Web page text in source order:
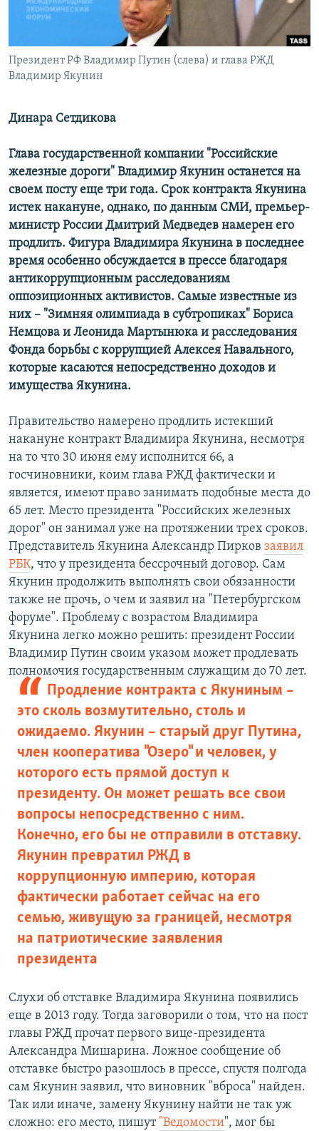
ПОБЕДИТЕЛЕЙ НЕ СУДЯТ?
КРЫМ.НЕПОКОРЕННЫЙ
ELIFBE
ПРИСОЕДИНЯЙТЕСЬ!
Президент РФ Владимир Путин (слева) и глава РЖД
Владимир Якунин
Динара Сетдикова
Глава государственной компании "Российские
железные дороги" Владимир Якунин останется на
своем посту еще три года. Срок контракта Якунина
истек накануне, однако, по данным СМИ, премьер-
министр России Дмитрий Медведев намерен его
продлить. Фигура Владимира Якунина в последнее
время особенно обсуждается в прессе благодаря
антикоррупционным расследованиям
оппозиционных активистов. Самые известные из
них – "Зимняя олимпиада в субтропиках" Бориса
Немцова и Леонида Мартынюка и расследования
Фонда борьбы с коррупцией Алексея Навального,
которые касаются непосредственно доходов и
имущества Якунина.
Правительство намерено продлить истекший
накануне контракт Владимира Якунина, несмотря
на то что 30 июня ему исполнится 66, а
госчиновники, коим глава РЖД фактически и
является, имеют право занимать подобные места до
65 лет. Место президента "Российских железных
дорог" он занимал уже на протяжении трех сроков.
Представитель Якунина Александр Пирков заявил
РБК, что у президента бессрочный договор. Сам
Якунин продолжить выполнять свои обязанности
также не прочь, о чем и заявил на "Петербургском
форуме". Проблему с возрастом Владимира
Якунина легко можно решить: президент России
Владимир Путин своим указом может продлевать
полномочия государственным служащим до 70 лет.
Продление контракта с Якуниным –
это сколь возмутительно, столь и
ожидаемо. Якунин – старый друг Путина,
член кооператива "Озеро" и человек, у
которого есть прямой доступ к
президенту. Он может решать все свои
вопросы непосредственно с ним.
Конечно, его бы не отправили в отставку.
Якунин превратил РЖД в
коррупционную империю, которая
фактически работает сейчас на его
семью, живущую за границей, несмотря
на патриотические заявления
президента
Слухи об отставке Владимира Якунина появились
еще в 2013 году. Тогда заговорили о том, что на пост
главы РЖД прочат первого вице-президента
Александра Мишарина. Ложное сообщение об
отставке быстро разошлось в прессе, спустя полгода
сам Якунин заявил, что виновник "вброса" найден.
Так или иначе, замену Якунину найти не так уж
сложно: его место, пишут "Ведомости", мог бы